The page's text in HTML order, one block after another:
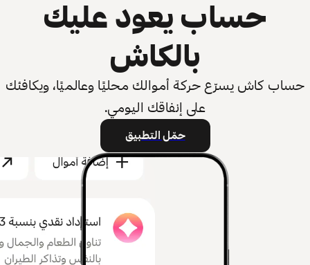
حساب يعود عليك
بالكاش
حساب كاش يسرّع حركة أموالك محليًا وعالميًا، ويكافئك
على إنفاقك اليومي.
حمّل التطبيق